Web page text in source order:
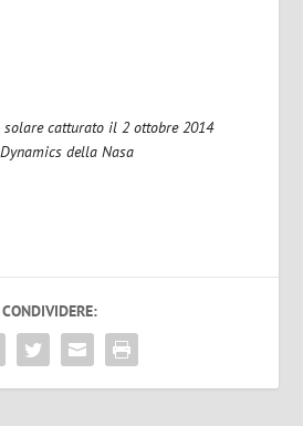
catturato il 2 ottobre 2014
della Nasa
CONDIVIDERE: